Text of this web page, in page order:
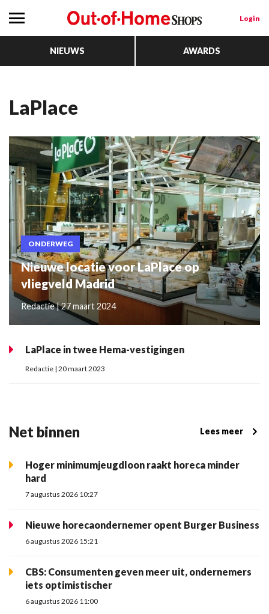
Login
NIEUWS AWARDS
LaPlace
ONDERWEG
Nieuwe locatie voor LaPlace op
vliegveld Madrid
Redactie | 27 maart 2024
LaPlace in twee Hema-vestigingen
Redactie | 20 maart 2023
Net binnen Lees meer
Hoger minimumjeugdloon raakt horeca minder
hard
7 augustus 2026 10:27
Nieuwe horecaondernemer opent Burger Business
6 augustus 2026 15:21
CBS: Consumenten geven meer uit, ondernemers
iets optimistischer
6 augustus 2026 11:00